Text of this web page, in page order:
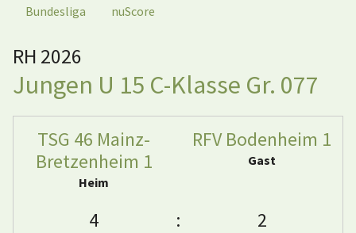
Bundesliga
nuScore
RH 2026
Jungen U 15 C-Klasse Gr. 077
TSG 46 Mainz-
Bretzenheim 1
Heim
RFV Bodenheim 1
Gast
4 : 2